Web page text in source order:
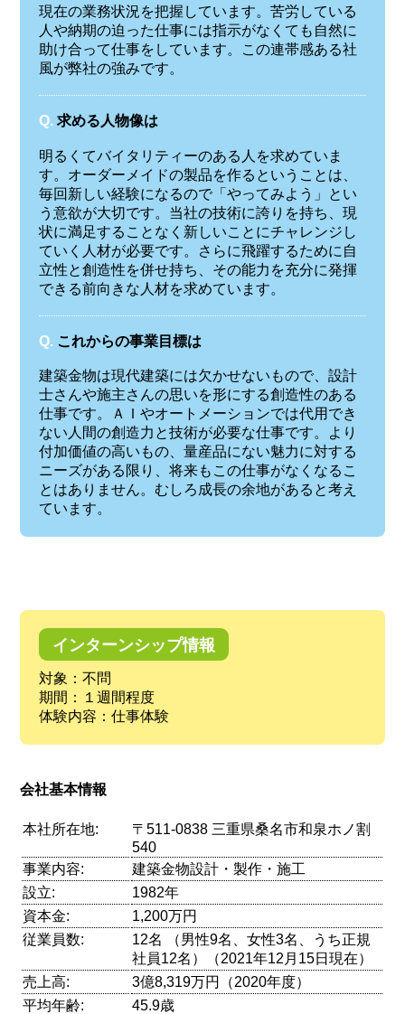
現在の業務状況を把握しています。苦労している
人や納期の迫った仕事には指示がなくても自然に
助け合って仕事をしています。この連帯感ある社
風が弊社の強みです。
Q. 求める人物像は
明るくてバイタリティーのある人を求めていま
す。オーダーメイドの製品を作るということは、
毎回新しい経験になるので「やってみよう」とい
う意欲が大切です。当社の技術に誇りを持ち、現
状に満足することなく新しいことにチャレンジし
ていく人材が必要です。さらに飛躍するために自
立性と創造性を併せ持ち、その能力を充分に発揮
できる前向きな人材を求めています。
Q. これからの事業目標は
建築金物は現代建築には欠かせないもので、設計
士さんや施主さんの思いを形にする創造性のある
仕事です。ＡＩやオートメーションでは代用でき
ない人間の創造力と技術が必要な仕事です。より
付加価値の高いもの、量産品にない魅力に対する
ニーズがある限り、将来もこの仕事がなくなるこ
とはありません。むしろ成長の余地があると考え
ています。
インターンシップ情報
対象：不問
期間：１週間程度
体験内容：仕事体験
会社基本情報
本社所在地:
〒511-0838 三重県桑名市和泉ホノ割
540
事業内容:
建築金物設計・製作・施工
設立:
1982年
資本金:
1,200万円
従業員数:
12名 （男性9名、女性3名、うち正規
社員12名）（2021年12月15日現在）
売上高:
3億8,319万円（2020年度）
平均年齢:
45.9歳